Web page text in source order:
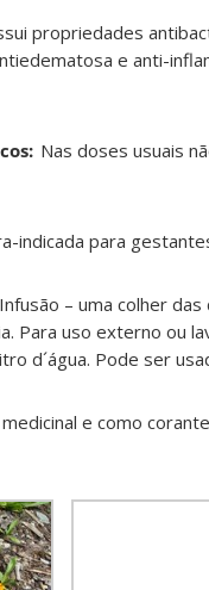
propriedades
e anti-
Nas doses usuais
indicada para
Infusão – uma colher
Para uso externo ou
d´água. Pode ser
e como